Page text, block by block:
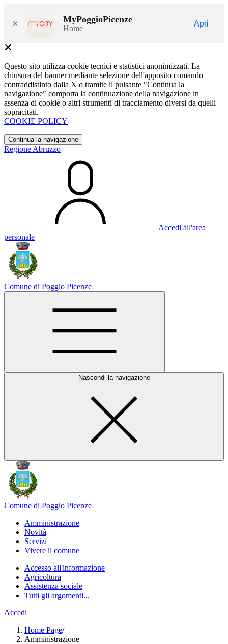
× MyPoggioPicenze
Home
Apri
Questo sito utilizza cookie tecnici e statistici anonimizzati. La
chiusura del banner mediante selezione dell'apposito comando
contraddistinto dalla X o tramite il pulsante "Continua la
navigazione" comporta la continuazione della navigazione in
assenza di cookie o altri strumenti di tracciamento diversi da quelli
sopracitati.
COOKIE POLICY
Continua la navigazione
Regione Abruzzo
Accedi all'area
personale
Comune di Poggio Picenze
Nascondi la navigazione
Comune di Poggio Picenze
Amministrazione
Novità
Servizi
Vivere il comune
Accesso all'informazione
Agricoltura
Assistenza sociale
Tutti gli argomenti...
Accedi
Home Page/
Amministrazione